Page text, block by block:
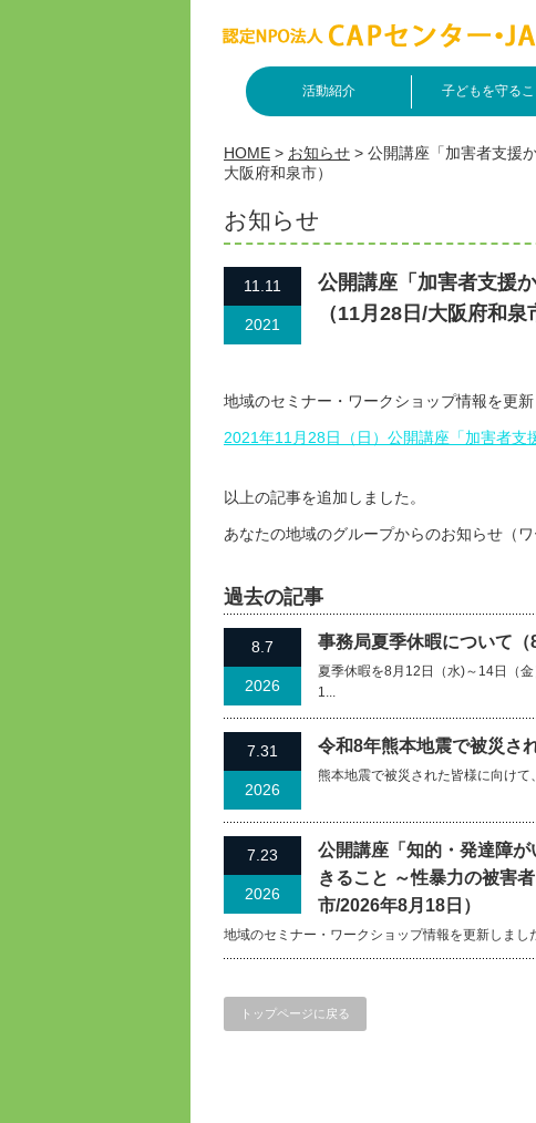
活動紹介 子どもを守るこ
HOME > お知らせ > 公開講座「加害者支援
大阪府和泉市）
お知らせ
11.11
2021
公開講座「加害者支援
（11月28日/大阪府和泉
地域のセミナー・ワークショップ情報を更新
2021年11月28日（日）公開講座「加害者支
以上の記事を追加しました。
あなたの地域のグループからのお知らせ（
過去の記事
8.7
2026
事務局夏季休暇について（
夏季休暇を8月12日（水)～14日（
1...
7.31
2026
令和8年熊本地震で被災さ
熊本地震で被災された皆様に向けて
7.23
2026
公開講座「知的・発達障
きること ～性暴力の被害
市/2026年8月18日）
地域のセミナー・ワークショップ情報を更新しまし
トップページに戻る